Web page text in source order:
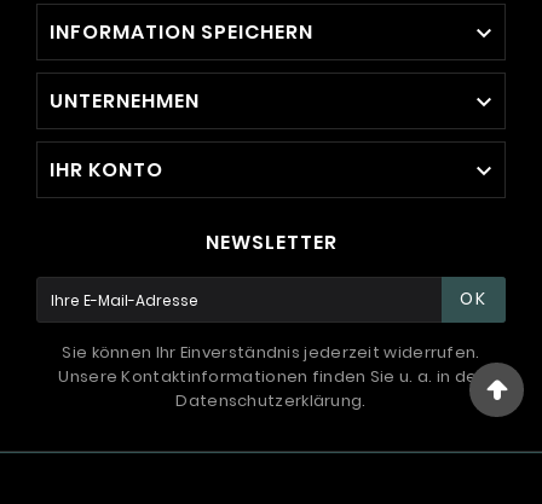
INFORMATION SPEICHERN 
UNTERNEHMEN 
IHR KONTO 
NEWSLETTER
OK
Sie können Ihr Einverständnis jederzeit widerrufen.
Unsere Kontaktinformationen finden Sie u. a. in der
Datenschutzerklärung.